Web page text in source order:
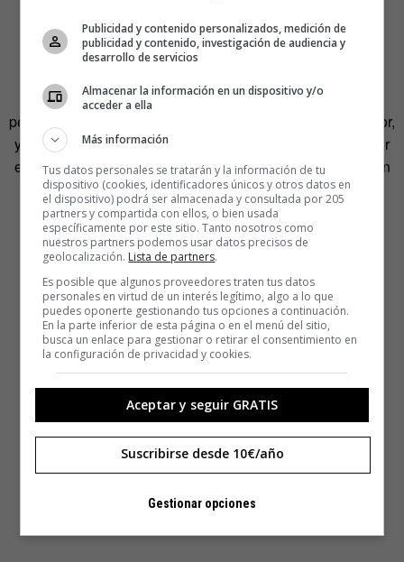
asociaciones, oenegés y parroquias que ya existían, y se
coordinan entre sí para no duplicar servicios. Entre todos
voluntarios, cuenta San Ildefonso, son en su mayoría
personas jóvenes, cuyo riesgo de contagio es mucho menor,
y se encargan de salir a la calle y asistir a sus vecinos. Por
encima de ellos, están los coordinadores, que se encargan
de la burocracia y de buscar soluciones a los distintos
problemas que se plantean.
Publicidad y contenido personalizados, medición de
publicidad y contenido, investigación de audiencia y
desarrollo de servicios
Almacenar la información en un dispositivo y/o
acceder a ella
Más información
Tus datos personales se tratarán y la información de tu
dispositivo (cookies, identificadores únicos y otros datos en
el dispositivo) podrá ser almacenada y consultada por 205
partners y compartida con ellos, o bien usada
específicamente por este sitio. Tanto nosotros como
nuestros partners podemos usar datos precisos de
geolocalización. Lista de partners.
Es posible que algunos proveedores traten tus datos
personales en virtud de un interés legítimo, algo a lo que
puedes oponerte gestionando tus opciones a continuación.
En la parte inferior de esta página o en el menú del sitio,
busca un enlace para gestionar o retirar el consentimiento en
la configuración de privacidad y cookies.
Aceptar y seguir GRATIS
Suscribirse desde 10€/año
Gestionar opciones